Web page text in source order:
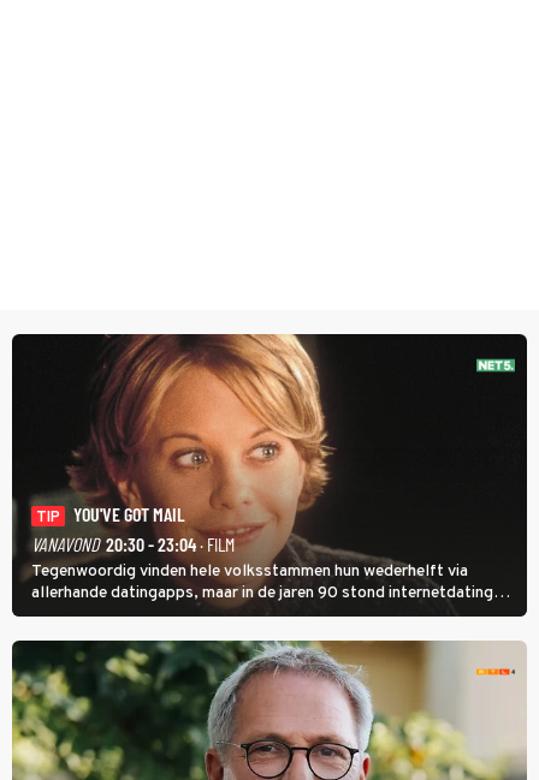
TIP
YOU'VE GOT MAIL
VANAVOND 20:30 - 23:04· FILM
Tegenwoordig vinden hele volksstammen hun wederhelft via
allerhande datingapps, maar in de jaren 90 stond internetdating
nog in de kinderschoenen. In de film You've Got Mail zie je dat
terug.